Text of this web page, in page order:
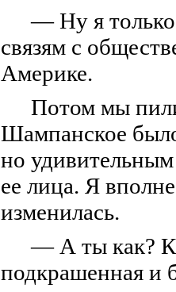
—Нуя
связям с
Америке.
Потом мы
Шампанское
но удивительным
ее лица. Я
изменилась.
— А ты как?
подкрашенная и